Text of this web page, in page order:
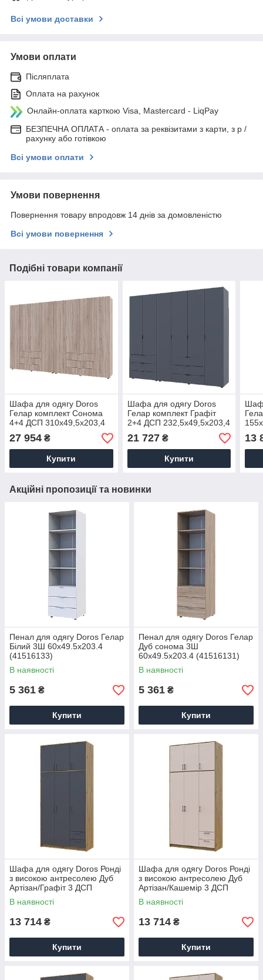
Всі умови доставки
Умови оплати
Післяплата
Оплата на рахунок
Онлайн-оплата карткою Visa, Mastercard - LiqPay
БЕЗПЕЧНА ОПЛАТА - оплата за реквізитами з карти, з р /
рахунку або готівкою
Всі умови оплати
Умови повернення
Повернення товару впродовж 14 днів за домовленістю
Всі умови повернення
Подібні товари компанії
Шафа для одягу Doros
Гелар комплект Cонома
4+4 ДСП 310х49,5х203,4
(42002129)
27 954 ₴
Купити
Шафа для одягу Doros
Гелар комплект Графіт
2+4 ДСП 232,5х49,5х203,4
(42002133)
21 727₴
Купити
13
Акційні пропозиції та новинки
Пенал для одягу Doros Гелар
Білий 3Ш 60х49.5х203.4
(41516133)
В наявності
5 361 ₴
Купити
Пенал для одягу Doros Гелар
Дуб сонома 3Ш
60х49.5х203.4 (41516131)
В наявності
5 361 ₴
Купити
Шафа для одягу Doros Ронді
з високою антресолею Дуб
Артізан/Графіт 3 ДСП
121х52х260 (42005187)
В наявності
13 714 ₴
Купити
Шафа для одягу Doros Ронді
з високою антресолею Дуб
Артізан/Кашемір 3 ДСП
121х52х260 (42005193)
В наявності
13 714 ₴
Купити